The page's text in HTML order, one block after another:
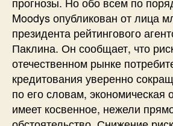
Moodys опубликован от лица
президента рейтингового
Паклина. Он сообщает, что
отечественном рынке
кредитования уверенно
по его словам, экономическая
имеет косвенное, нежели